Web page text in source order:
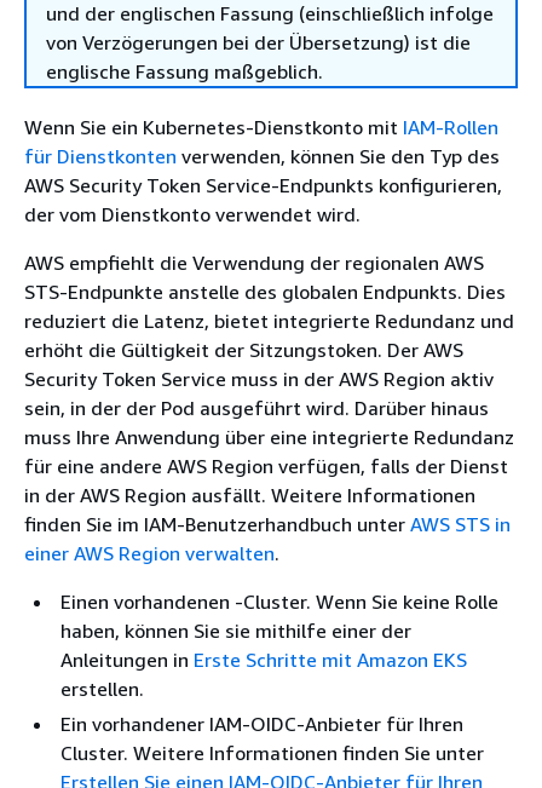
und der englischen Fassung (einschließlich infolge
von Verzögerungen bei der Übersetzung) ist die
englische Fassung maßgeblich.
Wenn Sie ein Kubernetes-Dienstkonto mit IAM-Rollen
für Dienstkonten verwenden, können Sie den Typ des
AWS Security Token Service-Endpunkts konfigurieren,
der vom Dienstkonto verwendet wird.
AWS empfiehlt die Verwendung der regionalen AWS
STS-Endpunkte anstelle des globalen Endpunkts. Dies
reduziert die Latenz, bietet integrierte Redundanz und
erhöht die Gültigkeit der Sitzungstoken. Der AWS
Security Token Service muss in der AWS Region aktiv
sein, in der der Pod ausgeführt wird. Darüber hinaus
muss Ihre Anwendung über eine integrierte Redundanz
für eine andere AWS Region verfügen, falls der Dienst
in der AWS Region ausfällt. Weitere Informationen
finden Sie im IAM-Benutzerhandbuch unter AWS STS in
einer AWS Region verwalten.
Einen vorhandenen -Cluster. Wenn Sie keine Rolle
haben, können Sie sie mithilfe einer der
Anleitungen in Erste Schritte mit Amazon EKS
erstellen.
Ein vorhandener IAM-OIDC-Anbieter für Ihren
Cluster. Weitere Informationen finden Sie unter
Erstellen Sie einen IAM-OIDC-Anbieter für Ihren